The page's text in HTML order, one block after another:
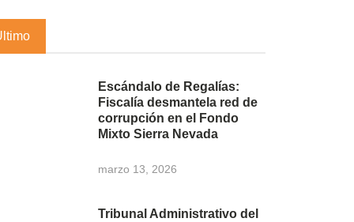
Escándalo de Regalías:
Fiscalía desmantela red de
corrupción en el Fondo
Mixto Sierra Nevada
marzo 13, 2026
Tribunal Administrativo del